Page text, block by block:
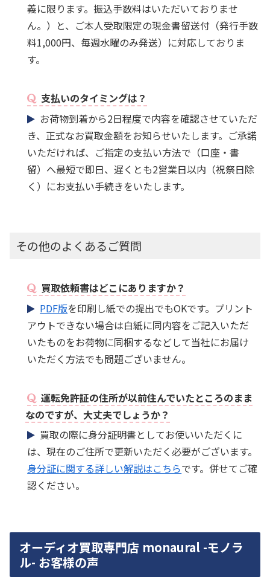
義に限ります。振込手数料はいただいておりませ
ん。）と、ご本人受取限定の現金書留送付（発行手数
料1,000円、毎週水曜のみ発送）に対応しておりま
す。
支払いのタイミングは？
お荷物到着から2日程度で内容を確認させていただ
き、正式なお買取金額をお知らせいたします。ご承諾
いただければ、ご指定の支払い方法で（口座・書
留）へ最短で即日、遅くとも2営業日以内（祝祭日除
く）にお支払い手続きをいたします。
その他のよくあるご質問
買取依頼書はどこにありますか？
PDF版を印刷し紙での提出でもOKです。プリント
アウトできない場合は白紙に同内容をご記入いただ
いたものをお荷物に同梱するなどして当社にお届け
いただく方法でも問題ございません。
運転免許証の住所が以前住んでいたところのまま
なのですが、大丈夫でしょうか？
買取の際に身分証明書としてお使いいただくに
は、現在のご住所で更新いただく必要がございます。
身分証に関する詳しい解説はこちらです。併せてご確
認ください。
オーディオ買取専門店 monaural -モノラ
ル- お客様の声